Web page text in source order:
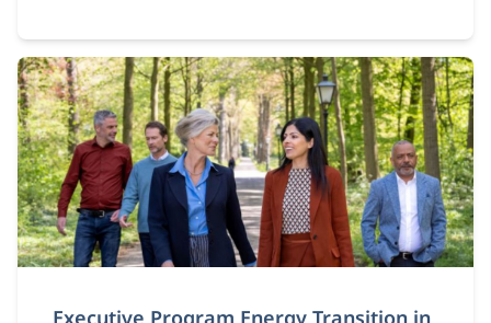
Executive Program Energy Transition in